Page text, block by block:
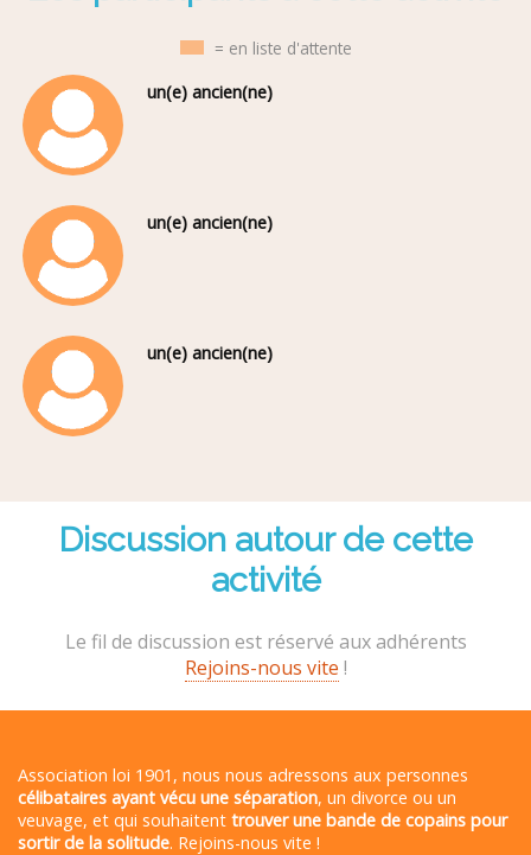
= en liste d'attente
un(e) ancien(ne)
un(e) ancien(ne)
un(e) ancien(ne)
Discussion autour de cette
activité
Le fil de discussion est réservé aux adhérents
Rejoins-nous vite !
Association loi 1901, nous nous adressons aux personnes
célibataires ayant vécu une séparation, un divorce ou un
veuvage, et qui souhaitent trouver une bande de copains pour
sortir de la solitude. Rejoins-nous vite !